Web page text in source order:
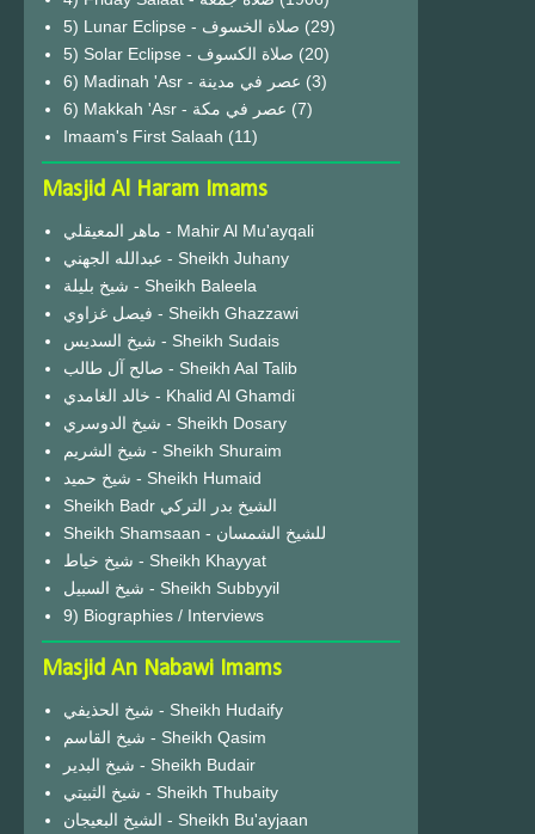
5) Lunar Eclipse - صلاة الخسوف (29)
(20)
6) Madinah 'Asr - عصر في مدينة (3)
6) Makkah 'Asr - عصر في مكة (7)
Imaam's First Salaah (11)
Masjid Al Haram Imams
ماهر المعيقلي - Mahir Al Mu'ayqali
عبدالله الجهني - Sheikh Juhany
شيخ بليلة - Sheikh Baleela
فيصل غزاوي - Sheikh Ghazzawi
شيخ السديس - Sheikh Sudais
صالح آل طالب - Sheikh Aal Talib
خالد الغامدي - Khalid Al Ghamdi
شيخ الدوسري - Sheikh Dosary
شيخ الشريم - Sheikh Shuraim
شيخ حميد - Sheikh Humaid
Sheikh Badr الشيخ بدر التركي
Sheikh Shamsaan - للشيخ الشمسان
شيخ خياط - Sheikh Khayyat
شيخ السبيل - Sheikh Subbyyil
9) Biographies / Interviews
Masjid An Nabawi Imams
شيخ الحذيفي - Sheikh Hudaify
شيخ القاسم - Sheikh Qasim
شيخ البدير - Sheikh Budair
شيخ الثبيتي - Sheikh Thubaity
الشيخ البعيجان - Sheikh Bu'ayjaan